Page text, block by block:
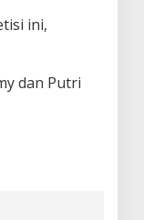
ini,
dan Putri